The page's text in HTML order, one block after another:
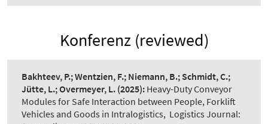
Konferenz (reviewed)
Bakhteev, P.; Wentzien, F.; Niemann, B.; Schmidt, C.;
Jütte, L.; Overmeyer, L. (2025): Heavy-Duty Conveyor
Modules for Safe Interaction between People, Forklift
Vehicles and Goods in Intralogistics, Logistics Journal: